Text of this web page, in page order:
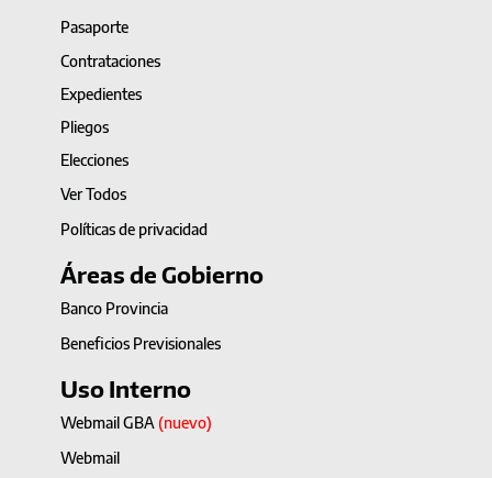
Pasaporte
Contrataciones
Expedientes
Pliegos
Elecciones
Ver Todos
Políticas de privacidad
Áreas de Gobierno
Banco Provincia
Beneficios Previsionales
Uso Interno
Webmail GBA (nuevo)
Webmail